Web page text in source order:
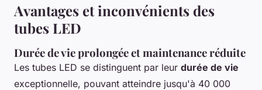
Avantages et inconvénients des
tubes LED
Durée de vie prolongée et maintenance réduite
Les tubes LED se distinguent par leur durée de vie
exceptionnelle, pouvant atteindre jusqu'à 40 000